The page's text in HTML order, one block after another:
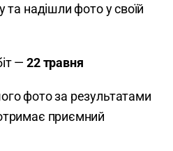
надішли фото у своїй
—22 травня
фото за результатами
приємний